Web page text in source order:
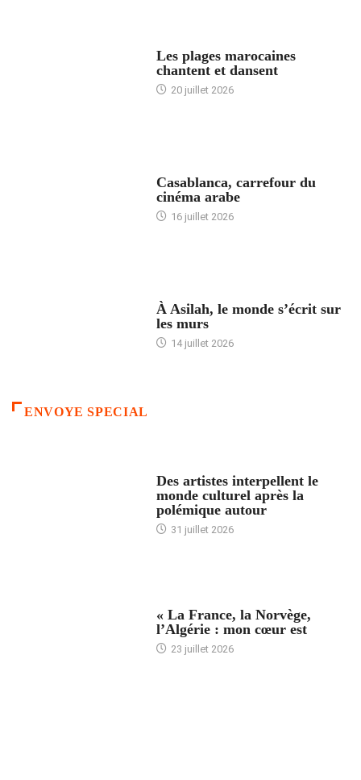
Les plages marocaines
chantent et dansent
20 juillet 2026
Casablanca, carrefour du
cinéma arabe
16 juillet 2026
À Asilah, le monde s’écrit sur
les murs
14 juillet 2026
ENVOYE SPECIAL
Des artistes interpellent le
monde culturel après la
polémique autour
31 juillet 2026
« La France, la Norvège,
l’Algérie : mon cœur est
23 juillet 2026